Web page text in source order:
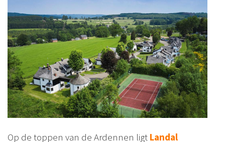
Op de toppen van de Ardennen ligt Landal